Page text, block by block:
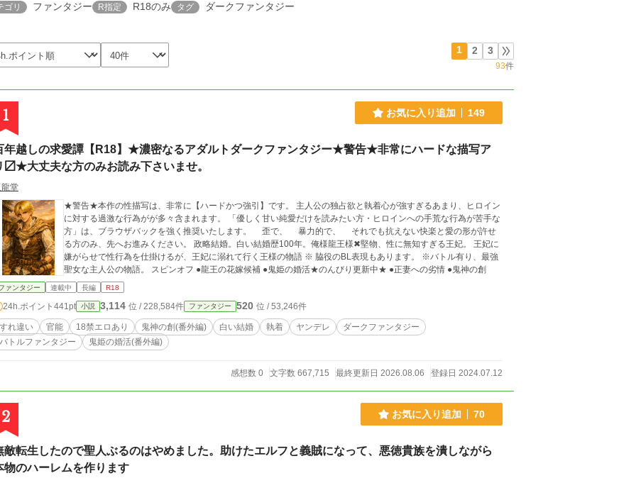
ゴリ ファンタジー R指定 R18のみ タグ ダークファンタジー
1 2 3
93件
1 お気に入り追加 149
年越しの求愛譚【R18】★濃密なるアダルトダークファンタジー★警告★非常にハードな描写ア
〼★大丈夫な方のみお読み下さいませ。
堂
★警告★本作の性描写は、非常に【ハードかつ強引】です。 主人公の独占欲と執着心が強すぎるあまり、ヒロイン
に対する過激な行為がが多々含まれます。 「優しく甘い純愛だけを読みたい方・ヒロインへの手荒な行為が苦手な
方」は、ブラウザバックを強く推奨いたします。 歪で、 暴力的で、 それでも抗えない快楽と愛の形が許せ
る方のみ、先へお進みください。 政略結婚。白い結婚歴100年。俺様龍王様✖︎堅物、性に無知すぎる王妃。 王妃に
嫌がらせで性行為を仕掛けるが、王妃に溺れて行く王様の物語 ※ 脇役のBL表現もあります。 ※バトル有り、最強
聖女な主人公の物語。 スピンオフ ●龍王の花嫁候補 ●鬼姫の婚活★のんびり更新中★ ●正妻への劣情 ●鬼神の創
ァンタジー 連載中 長編 R18
24h.ポイント 441pt 小説 3,114 位 / 228,584件 ファンタジー 520 位 / 53,246件
すれ違い 官能 18禁エロあり 鬼神の創(番外編) 白い結婚 執着 ヤンデレ
ダークファンタジー
バトルファンタジー
鬼姫の婚活(番外編)
感想数 0 文字数 667,715 最終更新日 2026.08.06 登録日 2024.07.12
2 お気に入り追加 70
敵転生したので聖人ぶるのはやめました。助けたエルフと義賊になって、悪徳貴族を潰しながら
物のハーレムを作ります